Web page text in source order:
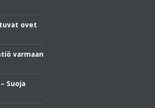
ovet
varmaan
Suoja